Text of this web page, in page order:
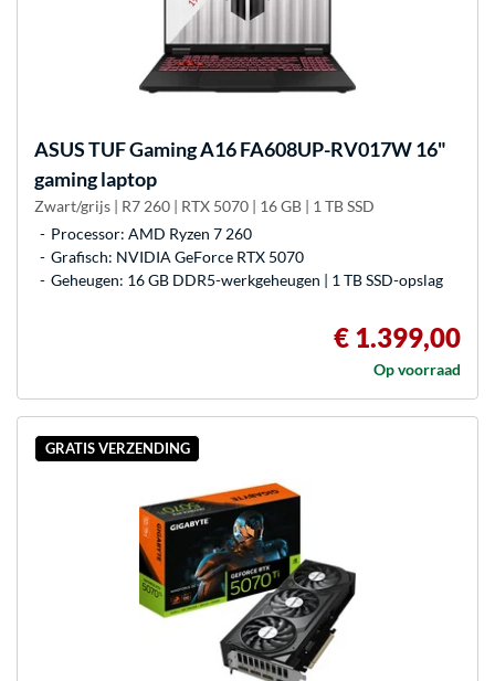
ASUSTUF Gaming A16 FA608UP-RV017W 16"
gaming laptop
Zwart/grijs | R7 260 | RTX 5070 | 16 GB | 1 TB SSD
Processor: AMD Ryzen 7 260
Grafisch: NVIDIA GeForce RTX 5070
Geheugen: 16 GB DDR5-werkgeheugen | 1 TB SSD-opslag
€ 1.399,00
Op voorraad
GRATIS VERZENDING